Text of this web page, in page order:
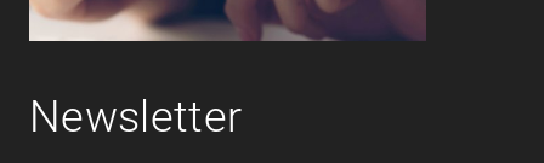
Newsletter